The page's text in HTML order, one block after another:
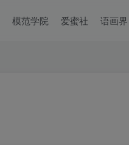
模范学院 爱蜜社 语画界